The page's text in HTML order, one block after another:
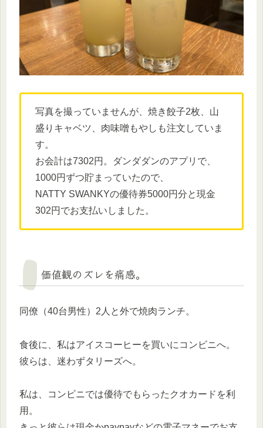
写真を撮っていませんが、焼き餃子2枚、山
盛りキャベツ、肉味噌もやしも注文していま
す。
お会計は7302円。ダンダダンのアプリで、
1000円ずつ貯まっていたので、
NATTY SWANKYの優待券5000円分と現金
302円でお支払いしました。
価値観のズレを痛感。
同僚（40台男性）2人と外で焼肉ランチ。
食後に、私はアイスコーヒーを買いにコンビニへ。
彼らは、迷わずタリーズへ。
私は、コンビニでは優待でもらったクオカードを利
用。